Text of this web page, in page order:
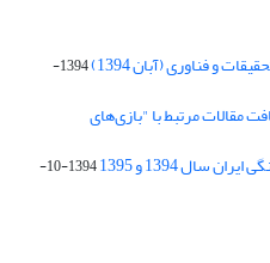
و فناوری (آبان 1394)
1394-
سال 1395 برای دریافت مقالات مرتبط با "بازی‌های
سال 1394 و 1395
1394-10-